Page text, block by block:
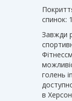
спинок:
Завжди
голень
в